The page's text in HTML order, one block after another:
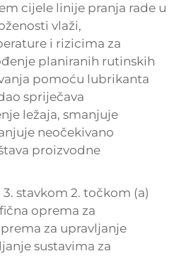
cijele linije pranja rade u
vlaži,
i rizicima za
planiranih rutinskih
pomoću lubrikanta
spriječava
ležaja, smanjuje
neočekivano
proizvodne
stavkom 2. točkom (a)
oprema za
za upravljanje
sustavima za